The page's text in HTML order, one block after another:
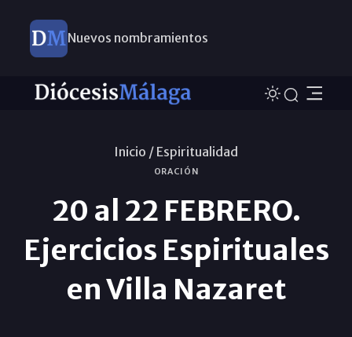
Nuevos nombramientos
Inicio / Espiritualidad
ORACIÓN
20 al 22 FEBRERO.
Ejercicios Espirituales
en Villa Nazaret